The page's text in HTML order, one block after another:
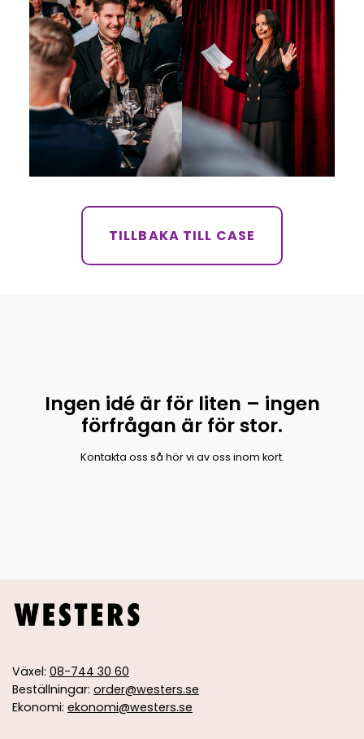
TILLBAKA TILL CASE
Ingen idé är för liten – ingen
förfrågan är för stor.
Kontakta oss så hör vi av oss inom kort.
Växel: 08-744 30 60
Beställningar: order@westers.se
Ekonomi: ekonomi@westers.se